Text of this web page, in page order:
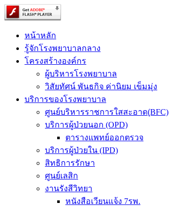
หน้าหลัก
รู้จักโรงพยาบาลกลาง
โครงสร้างองค์กร
ผู้บริหารโรงพยาบาล
วิสัยทัศน์ พันธกิจ ค่านิยม เข็มมุ่ง
บริการของโรงพยาบาล
ศูนย์บริหารราชการใสสะอาด(ฺBFC)
บริการผู้ป่วยนอก (OPD)
ตารางแพทย์ออกตรวจ
บริการผู้ป่วยใน (IPD)
สิทธิการรักษา
ศูนย์เลสิก
งานรังสีวิทยา
หนังสือเวียนแจ้ง 7รพ.